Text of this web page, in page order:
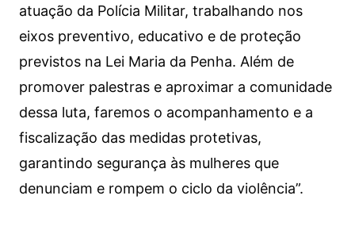
atuação da Polícia Militar, trabalhando nos
eixos preventivo, educativo e de proteção
previstos na Lei Maria da Penha. Além de
promover palestras e aproximar a comunidade
dessa luta, faremos o acompanhamento e a
fiscalização das medidas protetivas,
garantindo segurança às mulheres que
denunciam e rompem o ciclo da violência”.